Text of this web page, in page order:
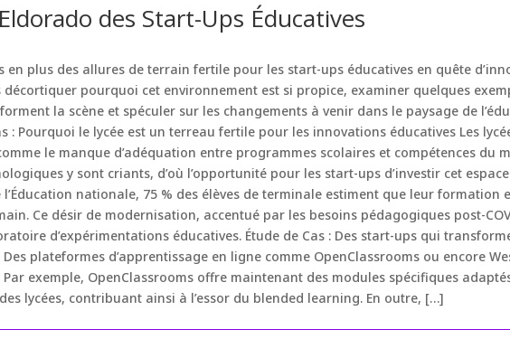
des Start-Ups Éducatives
en plus des allures de terrain fertile pour les start-ups éducatives en quête
pourquoi cet environnement est si propice, examiner quelques
la scène et spéculer sur les changements à venir dans le paysage de
: Pourquoi le lycée est un terreau fertile pour les innovations éducatives Les
le manque d’adéquation entre programmes scolaires et compétences du
y sont criants, d’où l’opportunité pour les start-ups d’investir cet
nationale, 75 % des élèves de terminale estiment que leur formation
Ce désir de modernisation, accentué par les besoins pédagogiques post-
d’expérimentations éducatives. Étude de Cas : Des start-ups qui
Des plateformes d’apprentissage en ligne comme OpenClassrooms ou encore
exemple, OpenClassrooms offre maintenant des modules spécifiques
lycées, contribuant ainsi à l’essor du blended learning. En outre, […]